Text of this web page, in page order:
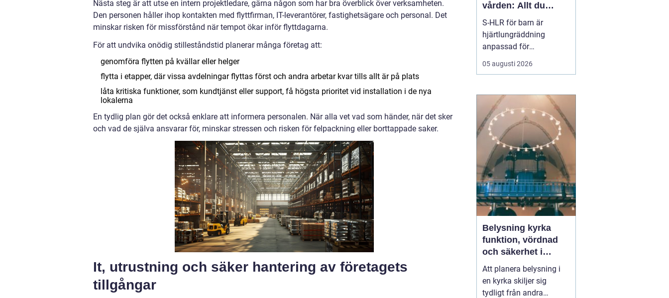
Nästa steg är att utse en intern projektledare, gärna någon som har bra överblick över verksamheten.
Den personen håller ihop kontakten med flyttfirman, IT-leverantörer, fastighetsägare och personal. Det
minskar risken för missförstånd när tempot ökar inför flyttdagarna.
För att undvika onödig stilleståndstid planerar många företag att:
genomföra flytten på kvällar eller helger
flytta i etapper, där vissa avdelningar flyttas först och andra arbetar kvar tills allt är på plats
låta kritiska funktioner, som kundtjänst eller support, få högsta prioritet vid installation i de nya
lokalerna
En tydlig plan gör det också enklare att informera personalen. När alla vet vad som händer, när det sker
och vad de själva ansvarar för, minskar stressen och risken för felpackning eller borttappade saker.
It, utrustning och säker hantering av företagets
tillgångar
vården: Allt du
behöver veta om S-
HLR för barn
S-HLR för barn är
hjärtlungräddning
anpassad för
sjukvårdsmiljö där fokus
ligger på att rädda de
På vårdutbildningar och
inom hälso- och
sjukvården s...
05 augusti 2026
Belysning kyrka
funktion, vördnad
och säkerhet i
samma lösning
Att planera belysning i
en kyrka skiljer sig
tydligt från andra